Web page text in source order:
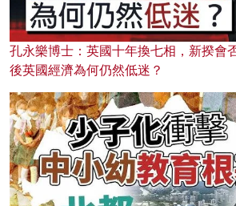
孔永樂博士：英國十年換七相，新揆會
後英國經濟為何仍然低迷？